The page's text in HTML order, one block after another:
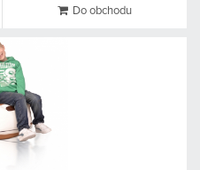
Do obchodu